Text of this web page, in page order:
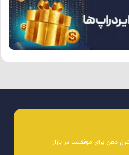
ذهن برای موفقیت در بازار